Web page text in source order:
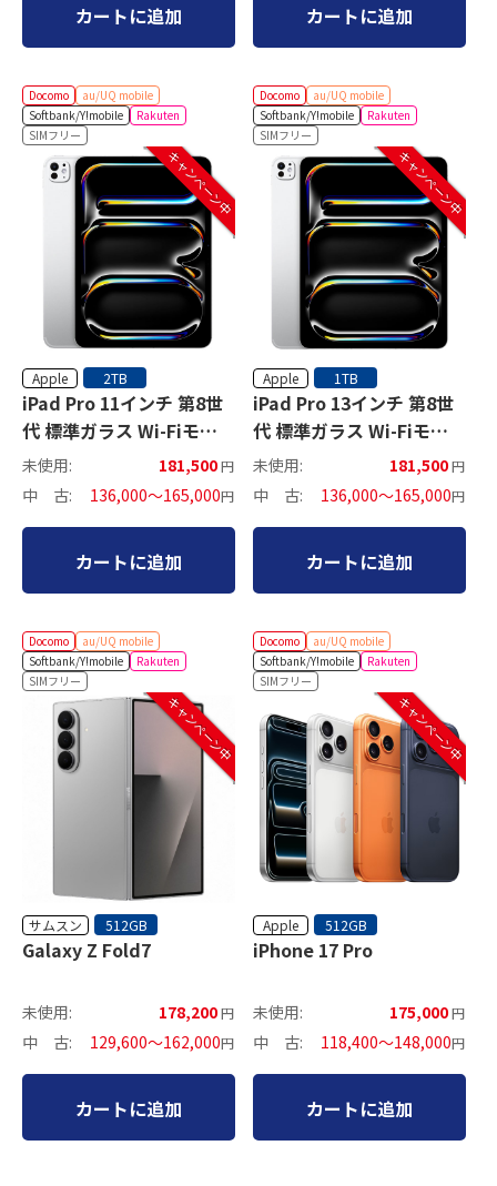
カートに追加 カートに追加
Docomo
au/UQ mobile
Softbank/Y!mobile
Rakuten
SIMフリー
キャンペーン中
Apple 2TB
iPad Pro 11インチ 第8世
代 標準ガラス Wi-Fiモデ
ル
未使用: 181,500円
中 古: 136,000～165,000円
カートに追加
Docomo
au/UQ mobile
Softbank/Y!mobile
Rakuten
SIMフリー
キャンペーン中
Apple 1TB
iPad Pro 13インチ 第8世
代 標準ガラス Wi-Fiモデ
ル
未使用: 181,500円
中 古: 136,000～165,000円
カートに追加
Docomo
au/UQ mobile
Softbank/Y!mobile
Rakuten
SIMフリー
キャンペーン中
サムスン 512GB
Galaxy Z Fold7
未使用: 178,200円
中 古: 129,600～162,000円
カートに追加
Docomo
au/UQ mobile
Softbank/Y!mobile
Rakuten
SIMフリー
キャンペーン中
Apple 512GB
iPhone 17 Pro
未使用: 175,000円
中 古: 118,400～148,000円
カートに追加